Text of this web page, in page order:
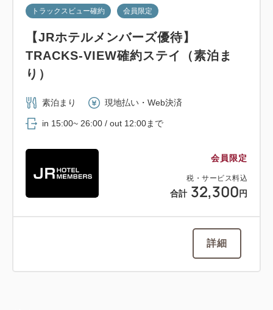
会員限定
税・サービス料込
合計 32,300 円
トラックスビュー確約 会員限定
【JRホテルメンバーズ優待】
TRACKS-VIEW確約ステイ（素泊ま
り）
素泊まり 現地払い・Web決済
in 15:00~ 26:00 / out 12:00まで
詳細